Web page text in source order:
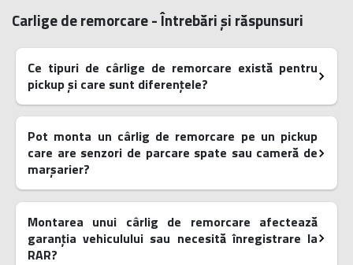
Carlige de remorcare - Întrebări și răspunsuri
Ce tipuri de cârlige de remorcare există pentru
pickup și care sunt diferențele?
Pot monta un cârlig de remorcare pe un pickup
care are senzori de parcare spate sau cameră de
marșarier?
Montarea unui cârlig de remorcare afectează
garanția vehiculului sau necesită înregistrare la
RAR?